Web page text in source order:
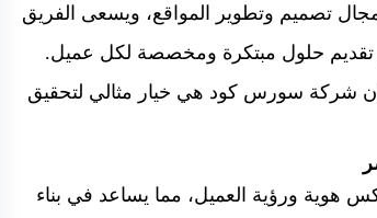
تصميم وتطوير المواقع، ويسعى الفريق
تقديم حلول مبتكرة ومخصصة لكل عميل.
شركة سورس كود هي خيار مثالي لتحقيق
هوية ورؤية العميل، مما يساعد في بناء